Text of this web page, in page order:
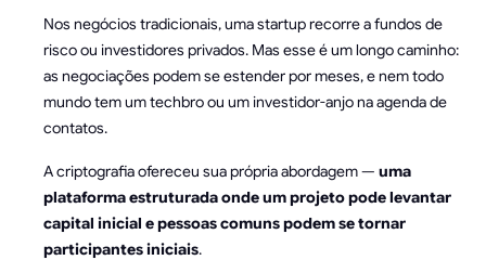
Nos negócios tradicionais, uma startup recorre a fundos de
risco ou investidores privados. Mas esse é um longo caminho:
as negociações podem se estender por meses, e nem todo
mundo tem um techbro ou um investidor-anjo na agenda de
contatos.
A criptografia ofereceu sua própria abordagem — uma
plataforma estruturada onde um projeto pode levantar
capital inicial e pessoas comuns podem se tornar
participantes iniciais.